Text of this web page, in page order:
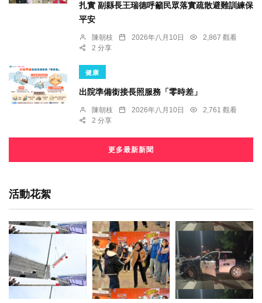
扎實 副縣長王瑞德呼籲民眾落實疏散避難訓練保
平安
陳朝枝 2026年八月10日
2,867 觀看
2 分享
健康
出院準備銜接長照服務「零時差」
陳朝枝 2026年八月10日
2,761 觀看
2 分享
更多最新新聞
活動花絮